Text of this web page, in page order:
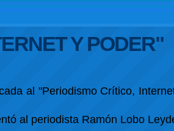
Y PODER"
al "Periodismo Crítico,
al periodista Ramón Lobo